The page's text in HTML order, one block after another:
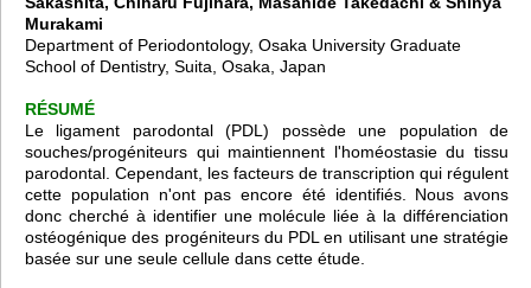
Murakami
Department of Periodontology, Osaka University Graduate
School of Dentistry, Suita, Osaka, Japan
RÉSUMÉ
Le ligament parodontal (PDL) possède une population de
souches/progéniteurs qui maintiennent l'homéostasie du tissu
parodontal. Cependant, les facteurs de transcription qui régulent
cette population n'ont pas encore été identifiés. Nous avons
donc cherché à identifier une molécule liée à la différenciation
ostéogénique des progéniteurs du PDL en utilisant une stratégie
basée sur une seule cellule dans cette étude.